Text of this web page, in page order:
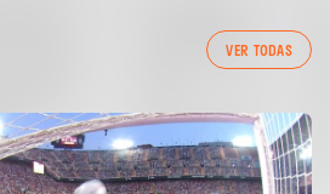
VER TODAS